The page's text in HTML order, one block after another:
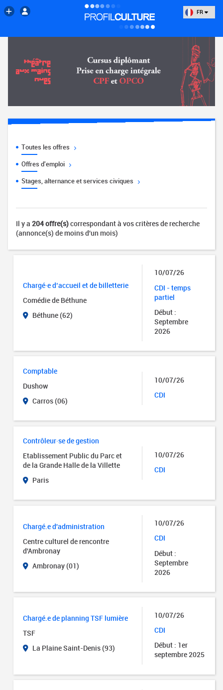
FR
Toutes les offres
Offres d'emploi
Stages, alternance et services civiques
Il y a 204 offre(s)correspondant à vos critères de recherche
(annonce(s) de moins d'un mois)
Chargé·e d’accueil et de billetterie
Comédie de Béthune
Béthune (62)
10/07/26
CDI - temps
partiel
Début :
Septembre
2026
Comptable
Dushow
Carros (06)
10/07/26
CDI
Contrôleur·se de gestion
Etablissement Public du Parc et
de la Grande Halle de la Villette
Paris
10/07/26
CDI
Chargé.e d'administration
Centre culturel de rencontre
d'Ambronay
Ambronay (01)
10/07/26
CDI
Début :
Septembre
2026
Chargé.e de planning TSF lumière
TSF
La Plaine Saint-Denis (93)
10/07/26
CDI
Début : 1er
septembre 2025